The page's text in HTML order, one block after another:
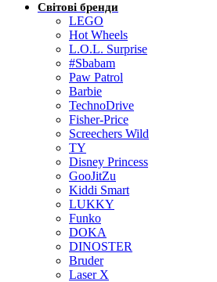
Світові бренди
LEGO
Hot Wheels
L.O.L. Surprise
#Sbabam
Paw Patrol
Barbie
TechnoDrive
Fisher-Price
Screechers Wild
TY
Disney Princess
GooJitZu
Kiddi Smart
LUKKY
Funko
DOKA
DINOSTER
Bruder
Laser X